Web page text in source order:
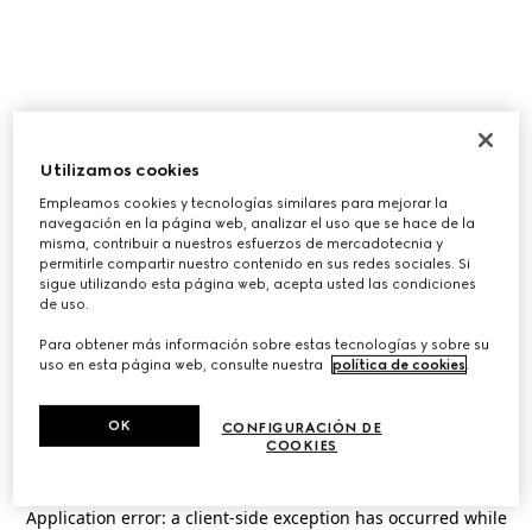
Application error: a client-side exception has occurred while
Utilizamos cookies
Empleamos cookies y tecnologías similares para mejorar la
navegación en la página web, analizar el uso que se hace de la
misma, contribuir a nuestros esfuerzos de mercadotecnia y
permitirle compartir nuestro contenido en sus redes sociales. Si
sigue utilizando esta página web, acepta usted las condiciones
de uso.
Para obtener más información sobre estas tecnologías y sobre su
uso en esta página web, consulte nuestra
política de cookies
CONFIGURACIÓN DE
COOKIES
OK